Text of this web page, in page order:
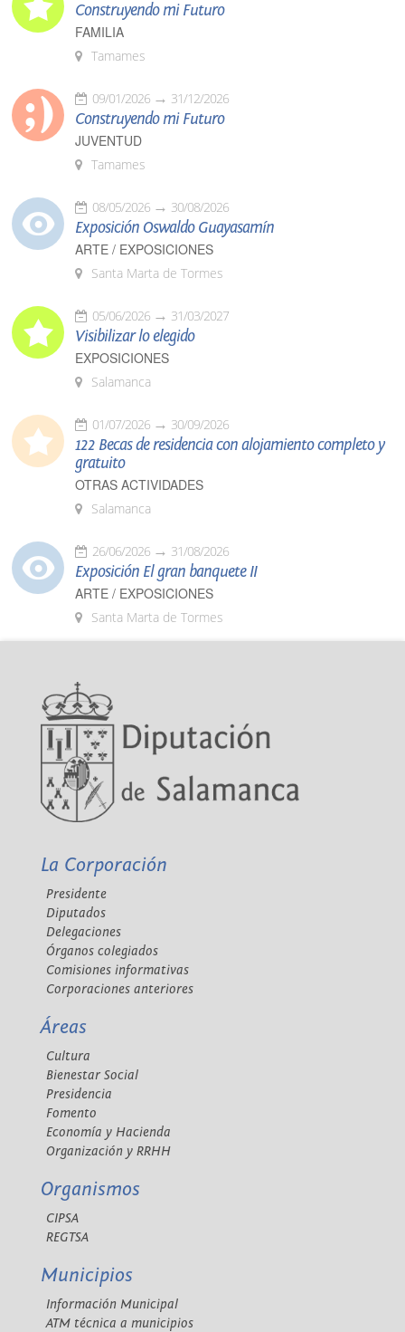
Construyendo mi Futuro
FAMILIA
Tamames
09/01/2026 31/12/2026
Construyendo mi Futuro
JUVENTUD
Tamames
08/05/2026 30/08/2026
Exposición Oswaldo Guayasamín
ARTE / EXPOSICIONES
Santa Marta de Tormes
05/06/2026 31/03/2027
Visibilizar lo elegido
EXPOSICIONES
Salamanca
01/07/2026 30/09/2026
122 Becas de residencia con alojamiento completo y
gratuito
OTRAS ACTIVIDADES
Salamanca
26/06/2026 31/08/2026
Exposición El gran banquete II
ARTE / EXPOSICIONES
Santa Marta de Tormes
La Corporación
Presidente
Diputados
Delegaciones
Órganos colegiados
Comisiones informativas
Corporaciones anteriores
Áreas
Cultura
Bienestar Social
Presidencia
Fomento
Economía y Hacienda
Organización y RRHH
Organismos
CIPSA
REGTSA
Municipios
Información Municipal
ATM técnica a municipios